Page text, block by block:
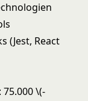
(Jest, React
\(-